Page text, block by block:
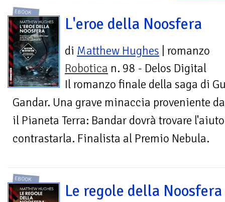
EBOOK
L'eroe della Noosfera
di Matthew Hughes | romanzo
Robotica n. 98 - Delos Digital
Il romanzo finale della saga di
Gandar. Una grave minaccia proveniente
il Pianeta Terra: Bandar dovrà trovare
contrastarla. Finalista al Premio Nebula.
EBOOK
Le regole della Noosfera